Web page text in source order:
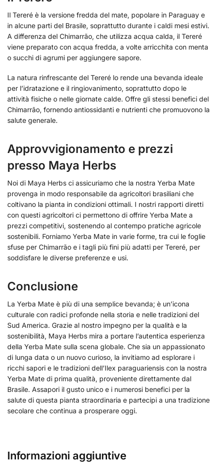
Il Tereré è la versione fredda del mate, popolare in Paraguay e
in alcune parti del Brasile, soprattutto durante i caldi mesi estivi.
A differenza del Chimarrão, che utilizza acqua calda, il Tereré
viene preparato con acqua fredda, a volte arricchita con menta
o succhi di agrumi per aggiungere sapore.
La natura rinfrescante del Tereré lo rende una bevanda ideale
per l’idratazione e il ringiovanimento, soprattutto dopo le
attività fisiche o nelle giornate calde. Offre gli stessi benefici del
Chimarrão, fornendo antiossidanti e nutrienti che promuovono la
salute generale.
Approvvigionamento e prezzi
presso Maya Herbs
Noi di Maya Herbs ci assicuriamo che la nostra Yerba Mate
provenga in modo responsabile da agricoltori brasiliani che
coltivano la pianta in condizioni ottimali. I nostri rapporti diretti
con questi agricoltori ci permettono di offrire Yerba Mate a
prezzi competitivi, sostenendo al contempo pratiche agricole
sostenibili. Forniamo Yerba Mate in varie forme, tra cui le foglie
sfuse per Chimarrão e i tagli più fini più adatti per Tereré, per
soddisfare le diverse preferenze e usi.
Conclusione
La Yerba Mate è più di una semplice bevanda; è un’icona
culturale con radici profonde nella storia e nelle tradizioni del
Sud America. Grazie al nostro impegno per la qualità e la
sostenibilità, Maya Herbs mira a portare l’autentica esperienza
della Yerba Mate sulla scena globale. Che sia un appassionato
di lunga data o un nuovo curioso, la invitiamo ad esplorare i
ricchi sapori e le tradizioni dell’Ilex paraguariensis con la nostra
Yerba Mate di prima qualità, proveniente direttamente dal
Brasile. Assapori il gusto unico e i numerosi benefici per la
salute di questa pianta straordinaria e partecipi a una tradizione
secolare che continua a prosperare oggi.
Informazioni aggiuntive